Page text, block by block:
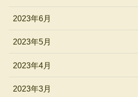
2023年6月
2023年5月
2023年4月
2023年3月